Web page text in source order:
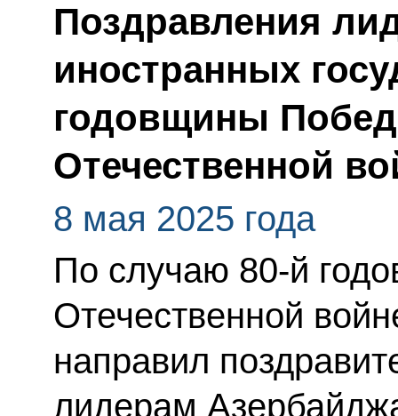
Поздравления
иностранных
годовщины
Отечественной
8 мая 2025 года
По случаю 80-й
Отечественной
направил
лидерам